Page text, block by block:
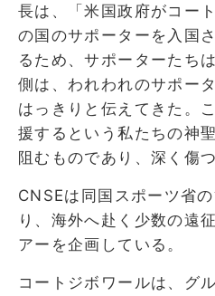
長は、「米国政府がコー
の国のサポーターを入国
るため、サポーターたち
側は、われわれのサポー
はっきりと伝えてきた。
援するという私たちの神
阻むものであり、深く傷
CNSEは同国スポーツ省
り、海外へ赴く少数の遠
アーを企画している。
コートジボワールは、グ